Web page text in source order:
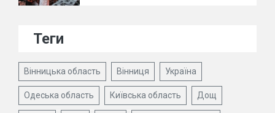
Теги
Вінницька область Вінниця Україна
Одеська область Київська область Дощ